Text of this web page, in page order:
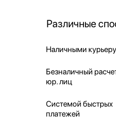
Различные
Наличными курьеру
Безналичный
юр. лиц
Системой быстрых
платежей